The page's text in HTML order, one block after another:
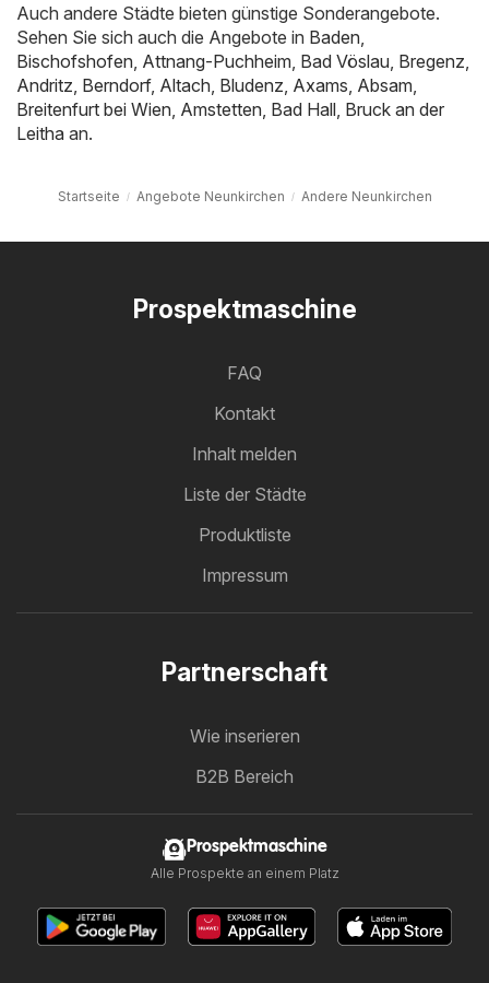
Auch andere Städte bieten günstige Sonderangebote.
Sehen Sie sich auch die Angebote in Baden
Bischofshofen Attnang-Puchheim Bad Vöslau Bregenz
Andritz Berndorf, Altach Bludenz Axams Absam
Breitenfurt bei Wien Amstetten Bad Hall Bruck an der
Leitha an.
Startseite Angebote Neunkirchen Andere Neunkirchen
Prospektmaschine
FAQ
Kontakt
Inhalt melden
Liste der Städte
Produktliste
Impressum
Partnerschaft
Wie inserieren
B2B Bereich
Prospektmaschine
Alle Prospekte an einem Platz